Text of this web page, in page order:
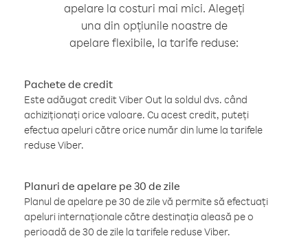
apelare la costuri mai mici. Alegeți
una din opțiunile noastre de
apelare flexibile, la tarife reduse:
Pachete de credit
Este adăugat credit Viber Out la soldul dvs. când
achiziționați orice valoare. Cu acest credit, puteți
efectua apeluri către orice număr din lume la tarifele
reduse Viber.
Planuri de apelare pe 30 de zile
Planul de apelare pe 30 de zile vă permite să efectuați
apeluri internaționale către destinația aleasă pe o
perioadă de 30 de zile la tarifele reduse Viber.